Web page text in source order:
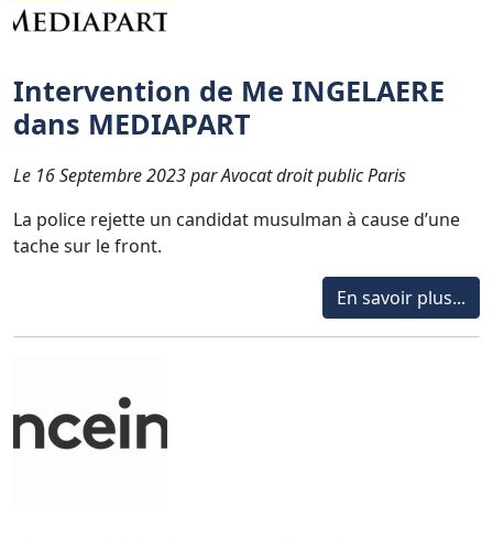
Intervention de Me INGELAERE
dans MEDIAPART
Le 16 Septembre 2023 par Avocat droit public Paris
La police rejette un candidat musulman à cause d’une
tache sur le front.
En savoir plus...